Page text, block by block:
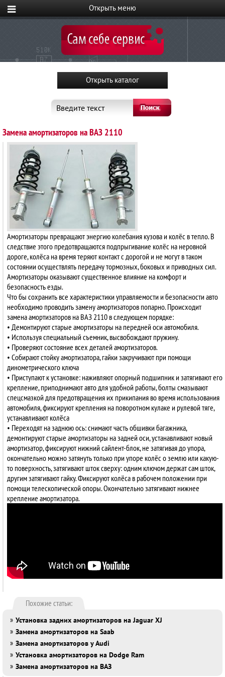
Введите текст
Замена амортизаторов на ВАЗ 2110
Амортизаторы превращают энергию колебания кузова и колёс в тепло. В
следствие этого предотвращаются подпрыгивание колёс на неровной
дороге, колёса на время теряют контакт с дорогой и не могут в таком
состоянии осуществлять передачу тормозных, боковых и приводных сил.
Амортизаторы оказывают существенное влияние на комфорт и
безопасность езды.
Что бы сохранить все характеристики управляемости и безопасности авто
необходимо проводить замену амортизаторов попарно. Происходит
замена амортизаторов на ВАЗ 2110 в следующем порядке:
• Демонтируют старые амортизаторы на передней оси автомобиля.
• Используя специальный съемник, высвобождают пружину.
• Проверяют состояние всех деталей амортизаторов.
• Собирают стойку амортизатора, гайки закручивают при помощи
динометрического ключа
• Приступают к установке: наживляют опорный подшипник и затягивают его
крепление, приподнимают авто для удобной работы, болты смазывают
спецсмазкой для предотвращения их прикипания во время использования
автомобиля, фиксируют крепления на поворотном кулаке и рулевой тяге,
устанавливают колёса
• Переходят на заднюю ось: снимают часть обшивки багажника,
демонтируют старые амортизаторы на задней оси, устанавливают новый
амортизатор, фиксируют нижний сайлент-блок, не затягивая до упора,
окончательно можно затянуть только при упоре колёс о землю или какую-
то поверхность, затягивают шток сверху: одним ключом держат сам шток,
другим затягивают гайку. Фиксируют колёса в рабочем положении при
помощи телескопической опоры. Окончательно затягивают нижнее
крепление амортизатора.
Похожие статьи:
» Установка задних амортизаторов на Jaguar XJ
» Замена амортизаторов на Saab
» Замена амортизаторов у Audi
» Установка амортизаторов на Dodge Ram
» Замена амортизаторов на ВАЗ